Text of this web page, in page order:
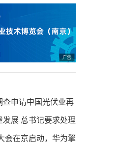
申请中国光伏业再
展 总书记要求处理
会在京启动，华为擎